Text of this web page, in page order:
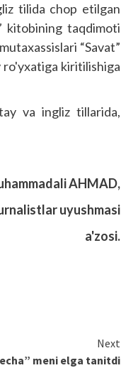
tilida chop etilgan
kitobining taqdimoti
“Savat”
ro'yxatiga kiritilishiga
va ingliz tillarida,
AHMAD,
uyushmasi
a'zosi.
Next
meni elga tanitdi